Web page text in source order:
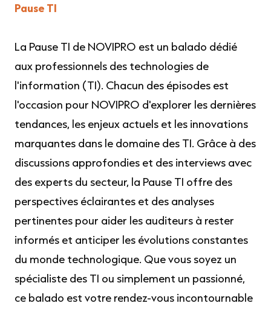
Pause TI
La Pause TI de NOVIPRO est un balado dédié
aux professionnels des technologies de
l'information (TI). Chacun des épisodes est
l'occasion pour NOVIPRO d'explorer les dernières
tendances, les enjeux actuels et les innovations
marquantes dans le domaine des TI. Grâce à des
discussions approfondies et des interviews avec
des experts du secteur, la Pause TI offre des
perspectives éclairantes et des analyses
pertinentes pour aider les auditeurs à rester
informés et anticiper les évolutions constantes
du monde technologique. Que vous soyez un
spécialiste des TI ou simplement un passionné,
ce balado est votre rendez-vous incontournable